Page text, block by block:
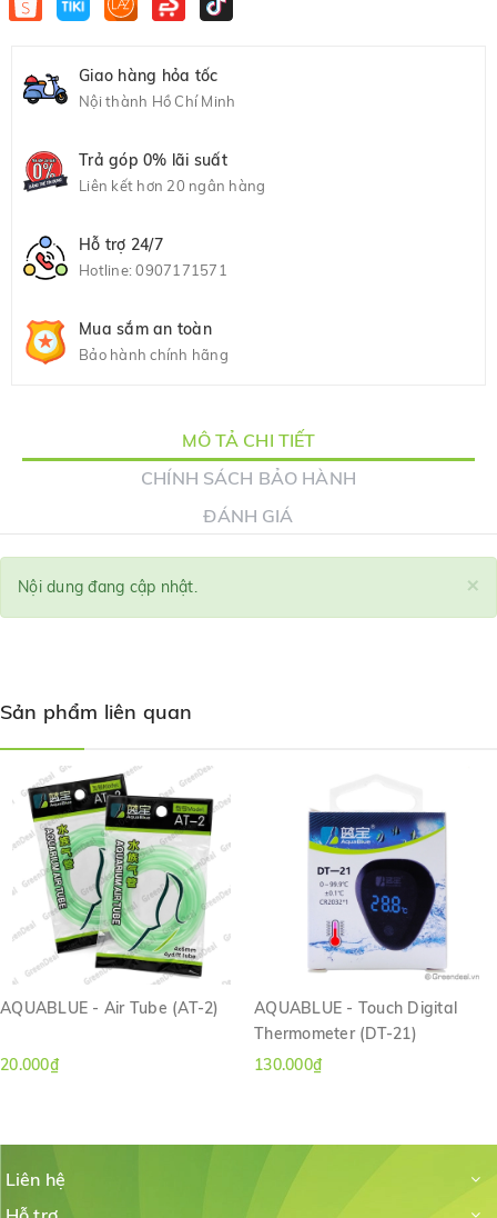
Giao hàng hỏa tốc
Nội thành Hồ Chí Minh
Trả góp 0% lãi suất
Liên kết hơn 20 ngân hàng
Hỗ trợ 24/7
Hotline:0907171571
Mua sắm an toàn
Bảo hành chính hãng
MÔ TẢ CHI TIẾT
CHÍNH SÁCH BẢO HÀNH
ĐÁNH GIÁ
×
Nội dung đang cập nhật.
Sản phẩm liên quan
AQUABLUE - Air Tube (AT-2)
20.000₫
AQUABLUE - Touch Digital
Thermometer (DT-21)
130.000₫
Liên hệ